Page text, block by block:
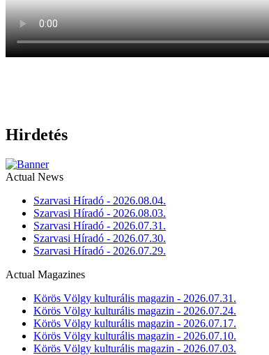
Hirdetés
Actual News
Szarvasi Híradó - 2026.08.04.
Szarvasi Híradó - 2026.08.03.
Szarvasi Híradó - 2026.07.31.
Szarvasi Híradó - 2026.07.30.
Szarvasi Híradó - 2026.07.29.
Actual Magazines
Körös Völgy kulturális magazin - 2026.07.31.
Körös Völgy kulturális magazin - 2026.07.24.
Körös Völgy kulturális magazin - 2026.07.17.
Körös Völgy kulturális magazin - 2026.07.10.
Körös Völgy kulturális magazin - 2026.07.03.